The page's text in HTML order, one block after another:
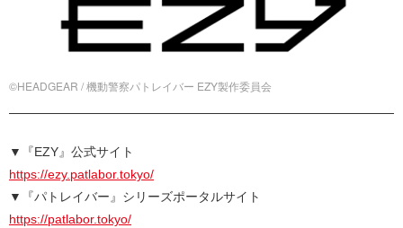
©HEADGEAR / 機動警察パトレイバー EZY製作委員会
▼『EZY』公式サイト
https://ezy.patlabor.tokyo/
▼『パトレイバー』シリーズポータルサイト
https://patlabor.tokyo/